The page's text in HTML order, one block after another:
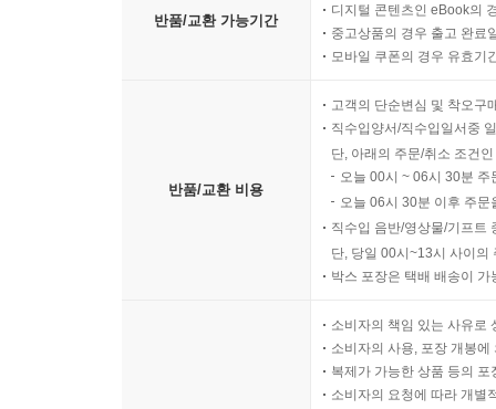
반품/교환 가능기간
디지털 콘텐츠인 eBook의
중고상품의 경우 출고 완료
모바일 쿠폰의 경우 유효기
반품/교환 비용
고객의 단순변심 및 착오구
직수입양서/직수입일서중
단, 아래의 주문/취소 조건
오늘 00시 ~ 06시 30분
오늘 06시 30분 이후 주
직수입 음반/영상물/기프트
단, 당일 00시~13시 사이의
박스 포장은 택배 배송이
소비자의 책임 있는 사유로
소비자의 사용, 포장 개봉
복제가 가능한 상품 등의
소비자의 요청에 따라 개별